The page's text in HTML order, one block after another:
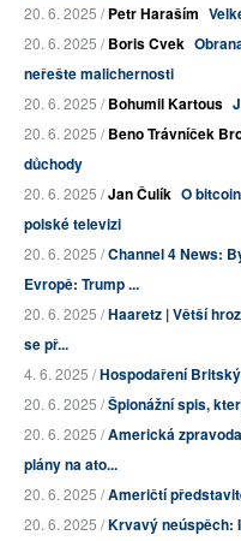
20. 6. 2025 /Petr Haraším
20. 6. 2025 /Boris Cvek
neřešte malichernosti
20. 6. 2025 /Bohumil Kartous
20. 6. 2025 /Beno Trávníček
důchody
20. 6. 2025 /Jan Čulík O
polské televizi
20. 6. 2025 /Channel 4 News:
Evropě: Trump ...
20. 6. 2025 /Haaretz | Větší
se př...
4. 6. 2025 /Hospodaření
20. 6. 2025 /Špionážní spis,
20. 6. 2025 /Americká
plány na ato...
20. 6. 2025 /Američtí
20. 6. 2025 /Krvavý neúspěch: